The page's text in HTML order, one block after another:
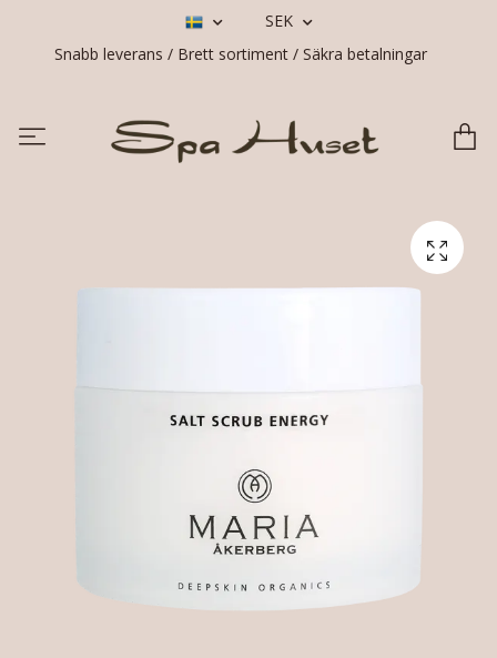
SEK
Snabb leverans / Brett sortiment / Säkra betalningar